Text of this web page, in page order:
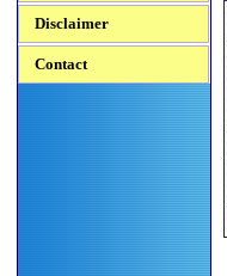
Disclaimer
Contact